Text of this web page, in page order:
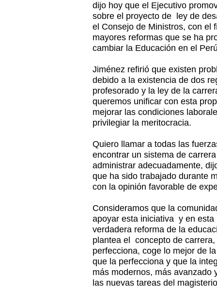
dijo hoy que el Ejecutivo
sobre el proyecto de ley de
el Consejo de Ministros, con el
mayores reformas que se ha
cambiar la Educación en el
Jiménez refirió que existen
debido a la existencia de dos
profesorado y la ley de la
queremos unificar con esta
mejorar las condiciones
privilegiar la meritocracia.
Quiero llamar a todas las
encontrar un sistema de
administrar adecuadamente,
que ha sido trabajado durante
con la opinión favorable de
Consideramos que la
apoyar esta iniciativa y en
verdadera reforma de la
plantea el concepto de
perfecciona, coge lo mejor de
que la perfecciona y que la
más modernos, más avanzado
las nuevas tareas del